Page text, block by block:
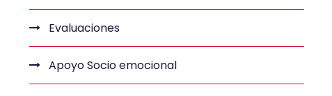
Evaluaciones
Apoyo Socio emocional